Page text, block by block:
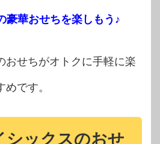
豪華おせちを楽しもう♪
おせちがオトクに手軽に楽
です。
シックスのおせ